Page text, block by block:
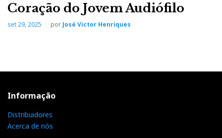
Coração do Jovem Audiófilo
set 29, 2025 porJosé Victor Henriques
Informação
Distribuidores
Acerca de nós